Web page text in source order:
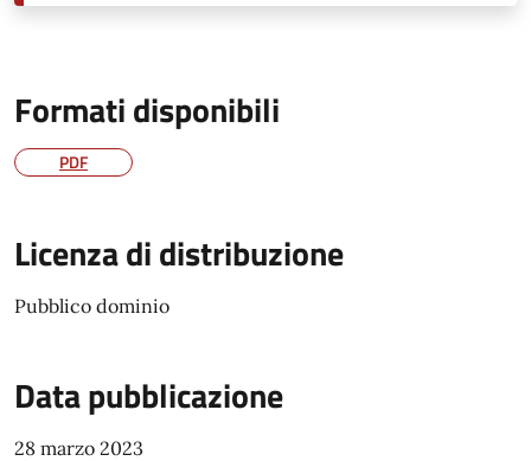
Formati disponibili
PDF
Licenza di distribuzione
Pubblico dominio
Data pubblicazione
28 marzo 2023